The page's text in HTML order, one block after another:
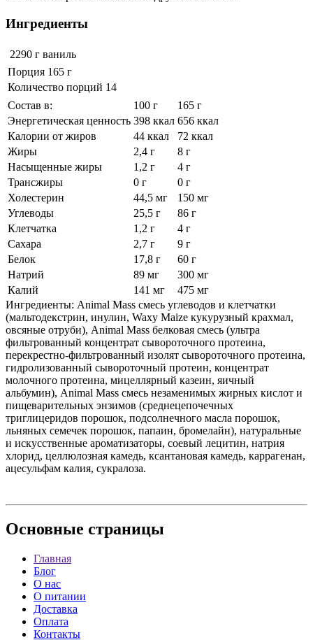
Ингредиенты
2290 г ваниль
Порция 165 г
Количество порций 14
Состав в:
100 г
165 г
Энергетическая ценность 398 ккал 656 ккал
Калории от жиров
44 ккал
72 ккал
Жиры
2,4 г
8 г
Насыщенные жиры
1,2 г
4 г
Трансжиры
0 г
0 г
Холестерин
44,5 мг
150 мг
Углеводы
25,5 г
86 г
Клетчатка
1,2 г
4 г
Сахара
2,7 г
9 г
Белок
17,8 г
60 г
Натрий
89 мг
300 мг
Калий
141 мг
475 мг
Ингредиенты: Animal Mass смесь углеводов и клетчатки
(мальтодекстрин, инулин, Waxy Maize кукурузный крахмал,
овсяные отруби), Animal Mass белковая смесь (ультра
фильтрованный концентрат сывороточного протеина,
перекрестно-фильтрованный изолят сывороточного протеина,
гидролизованный сывороточный протеин, концентрат
молочного протеина, мицеллярный казеин, яичный
альбумин), Animal Mass смесь незаменимых жирных кислот и
пищеварительных энзимов (среднецепочечных
триглицеридов порошок, подсолнечного масла порошок,
льняных семечек порошок, папаин, бромелайн), натуральные
и искусственные ароматизаторы, соевый лецитин, натрия
хлорид, целлюлозная камедь, ксантановая камедь, каррагенан,
ацесульфам калия, сукралоза.
Основные страницы
Главная
Блог
О нас
О питании
Доставка
Оплата
Контакты